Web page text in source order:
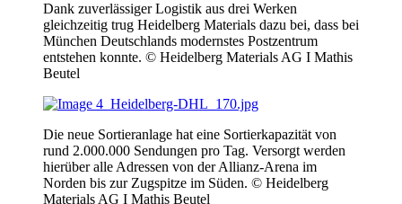
Dank zuverlässiger Logistik aus drei Werken
gleichzeitig trug Heidelberg Materials dazu bei, dass bei
München Deutschlands modernstes Postzentrum
entstehen konnte. © Heidelberg Materials AG I Mathis
Beutel
Die neue Sortieranlage hat eine Sortierkapazität von
rund 2.000.000 Sendungen pro Tag. Versorgt werden
hierüber alle Adressen von der Allianz-Arena im
Norden bis zur Zugspitze im Süden. © Heidelberg
Materials AG I Mathis Beutel